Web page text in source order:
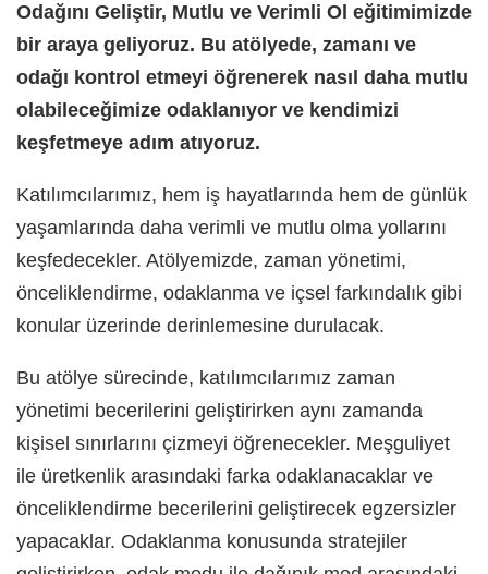
Odağını Geliştir, Mutlu ve Verimli Ol eğitimimizde
bir araya geliyoruz. Bu atölyede, zamanı ve
odağı kontrol etmeyi öğrenerek nasıl daha mutlu
olabileceğimize odaklanıyor ve kendimizi
keşfetmeye adım atıyoruz.
Katılımcılarımız, hem iş hayatlarında hem de günlük
yaşamlarında daha verimli ve mutlu olma yollarını
keşfedecekler. Atölyemizde, zaman yönetimi,
önceliklendirme, odaklanma ve içsel farkındalık gibi
konular üzerinde derinlemesine durulacak.
Bu atölye sürecinde, katılımcılarımız zaman
yönetimi becerilerini geliştirirken aynı zamanda
kişisel sınırlarını çizmeyi öğrenecekler. Meşguliyet
ile üretkenlik arasındaki farka odaklanacaklar ve
önceliklendirme becerilerini geliştirecek egzersizler
yapacaklar. Odaklanma konusunda stratejiler